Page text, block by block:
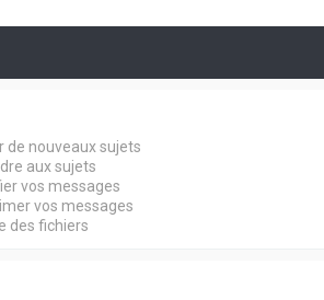
de nouveaux sujets
aux sujets
vos messages
vos messages
des fichiers